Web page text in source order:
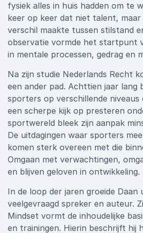
fysiek alles in huis hadden om te
keer op keer dat niet talent,
verschil maakte tussen stilstand
observatie vormde het startpunt
in mentale processen, gedrag en
Na zijn studie Nederlands Recht
een ander pad. Achttien jaar lang
sporters op verschillende niveaus
een scherpe kijk op presteren
sportwereld bleek zijn aanpak
De uitdagingen waar sporters
komen sterk overeen met die
Omgaan met verwachtingen,
en blijven geloven in ontwikkeling.
In de loop der jaren groeide Daan
veelgevraagd spreker en auteur.
Mindset vormt de inhoudelijke
en trainingen. Hierin beschrijft hij